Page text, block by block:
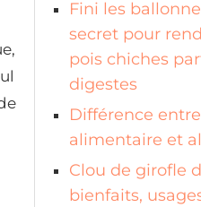
Fini les
secret pour
pois chiches
digestes
Différence
alimentaire et
Clou de girofle
bienfaits,